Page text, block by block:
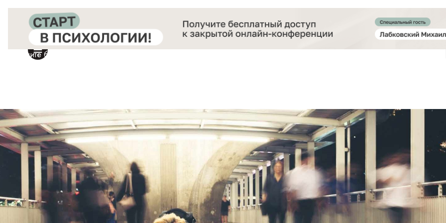
Получите бесплатный доступ